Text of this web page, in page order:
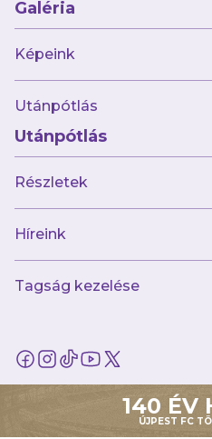
Galéria
Képeink
Utánpótlás
Utánpótlás
Részletek
Híreink
Tagság kezelése
140 ÉV
ÚJPEST FC
augusztus 7.
Hazai pályán, az
szezont női
Múltunk